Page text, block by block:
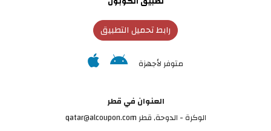
رابط تحميل التطبيق
متوفر لأجهزة
العنوان في قطر
الوكرة - الدوحة, قطر qatar@alcoupon.com